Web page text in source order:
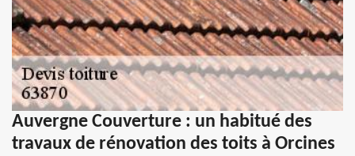
Auvergne Couverture : un habitué des
travaux de rénovation des toits à Orcines